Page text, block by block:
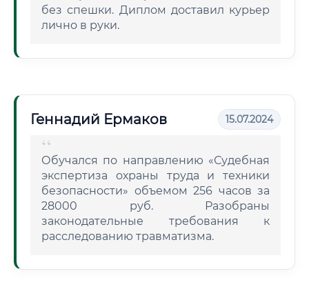
без спешки. Диплом доставил курьер
лично в руки.
Геннадий Ермаков 15.07.2024
Обучался по направлению «Судебная
экспертиза охраны труда и техники
безопасности» объемом 256 часов за
28000 руб. Разобраны
законодательные требования к
расследованию травматизма.